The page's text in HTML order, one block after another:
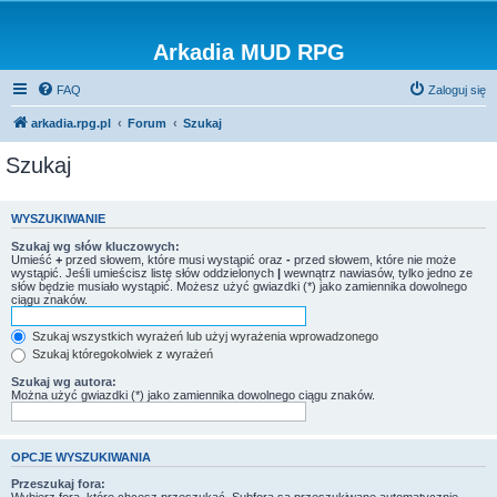
Arkadia MUD RPG
FAQ Zaloguj się
arkadia.rpg.pl Forum Szukaj
Szukaj
WYSZUKIWANIE
Szukaj wg słów kluczowych:
Umieść + przed słowem, które musi wystąpić oraz - przed słowem, które nie może
wystąpić. Jeśli umieścisz listę słów oddzielonych | wewnątrz nawiasów, tylko jedno ze
słów będzie musiało wystąpić. Możesz użyć gwiazdki (*) jako zamiennika dowolnego
ciągu znaków.
Szukaj wszystkich wyrażeń lub użyj wyrażenia wprowadzonego
Szukaj któregokolwiek z wyrażeń
Szukaj wg autora:
Można użyć gwiazdki (*) jako zamiennika dowolnego ciągu znaków.
OPCJE WYSZUKIWANIA
Przeszukaj fora: